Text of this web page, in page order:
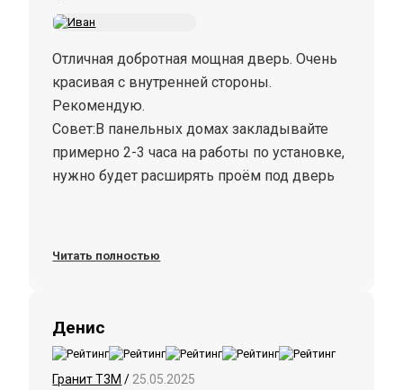
Отличная добротная мощная дверь. Очень
красивая с внутренней стороны.
Рекомендую.
Совет:В панельных домах закладывайте
примерно 2-3 часа на работы по установке,
нужно будет расширять проëм под дверь
Читать полностью
Денис
Гранит Т3М / 25.05.2025